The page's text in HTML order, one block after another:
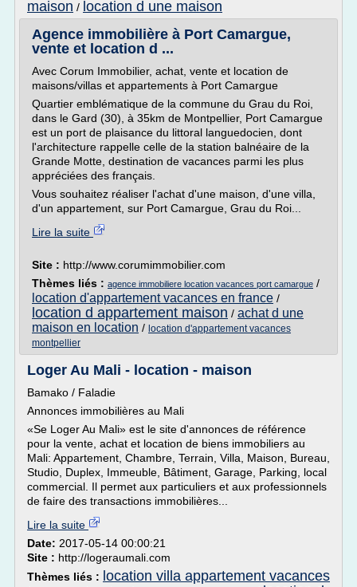
maison / location d une maison
Agence immobilière à Port Camargue,
vente et location d ...
Avec Corum Immobilier, achat, vente et location de
maisons/villas et appartements à Port Camargue
Quartier emblématique de la commune du Grau du Roi,
dans le Gard (30), à 35km de Montpellier, Port Camargue
est un port de plaisance du littoral languedocien, dont
l'architecture rappelle celle de la station balnéaire de la
Grande Motte, destination de vacances parmi les plus
appréciées des français.
Vous souhaitez réaliser l'achat d'une maison, d'une villa,
d'un appartement, sur Port Camargue, Grau du Roi...
Lire la suite
Site : http://www.corumimmobilier.com
Thèmes liés : agence immobiliere location vacances port camargue /
location d'appartement vacances en france /
location d appartement maison / achat d une
maison en location / location d'appartement vacances
montpellier
Loger Au Mali - location - maison
Bamako / Faladie
Annonces immobilières au Mali
«Se Loger Au Mali» est le site d'annonces de référence
pour la vente, achat et location de biens immobiliers au
Mali: Appartement, Chambre, Terrain, Villa, Maison, Bureau,
Studio, Duplex, Immeuble, Bâtiment, Garage, Parking, local
commercial. Il permet aux particuliers et aux professionnels
de faire des transactions immobilières...
Lire la suite
Date: 2017-05-14 00:00:21
Site : http://logeraumali.com
Thèmes liés : location villa appartement vacances